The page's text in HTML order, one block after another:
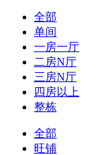
全部
单间
一房一厅
二房N厅
三房N厅
四房以上
整栋
全部
旺铺